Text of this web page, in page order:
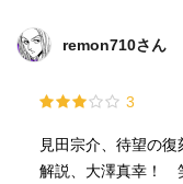
remon710さん
3
見田宗介、待望の
解説、大澤真幸！